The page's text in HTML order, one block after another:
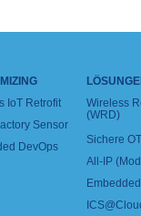
IoT Retrofit
Sensor
DevOps
Wireless
(WRD)
Sichere
All-IP